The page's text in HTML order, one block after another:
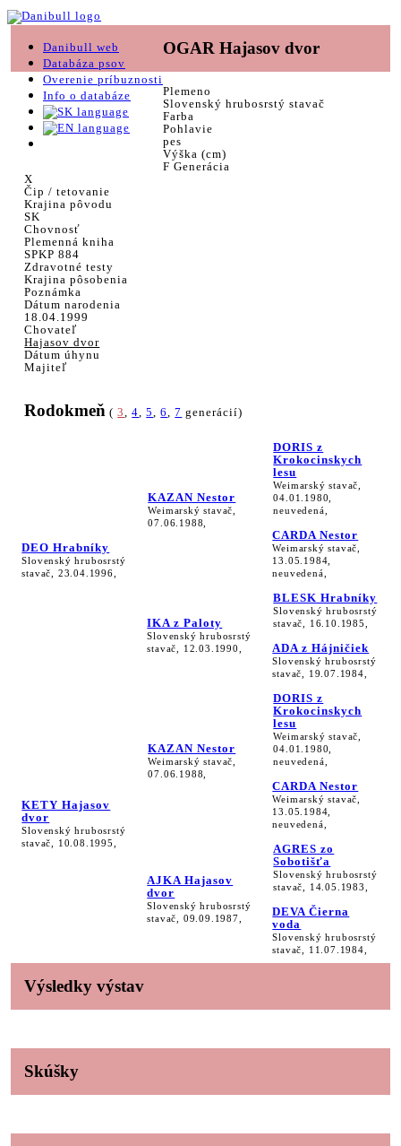
Danibull web
Databáza psov
Overenie príbuznosti
Info o databáze
OGAR Hajasov dvor
Plemeno
Slovenský hrubosrstý stavač
Farba
Pohlavie
pes
Výška (cm)
F Generácia
X
Čip / tetovanie
Krajina pôvodu
SK
Chovnosť
Plemenná kniha
SPKP 884
Zdravotné testy
Krajina pôsobenia
Poznámka
Dátum narodenia
18.04.1999
Chovateľ
Hajasov dvor
Dátum úhynu
Majiteľ
Rodokmeň (3,4,5,6,7 generácií)
DEO Hrabníky
Slovenský hrubosrstý
stavač, 23.04.1996,
KAZAN Nestor
Weimarský stavač,
07.06.1988,
DORIS z
Krokocinskych
lesu
Weimarský stavač,
04.01.1980,
neuvedená,
CARDA Nestor
Weimarský stavač,
13.05.1984,
neuvedená,
IKA z Paloty
Slovenský hrubosrstý
stavač, 12.03.1990,
BLESK Hrabníky
Slovenský hrubosrstý
stavač, 16.10.1985,
ADA z Hájničiek
Slovenský hrubosrstý
stavač, 19.07.1984,
KETY Hajasov
dvor
Slovenský hrubosrstý
stavač, 10.08.1995,
KAZAN Nestor
Weimarský stavač,
07.06.1988,
DORIS z
Krokocinskych
lesu
Weimarský stavač,
04.01.1980,
neuvedená,
CARDA Nestor
Weimarský stavač,
13.05.1984,
neuvedená,
AJKA Hajasov
dvor
Slovenský hrubosrstý
stavač, 09.09.1987,
AGRES zo
Sobotišťa
Slovenský hrubosrstý
stavač, 14.05.1983,
DEVA Čierna
voda
Slovenský hrubosrstý
stavač, 11.07.1984,
Výsledky výstav
Skúšky